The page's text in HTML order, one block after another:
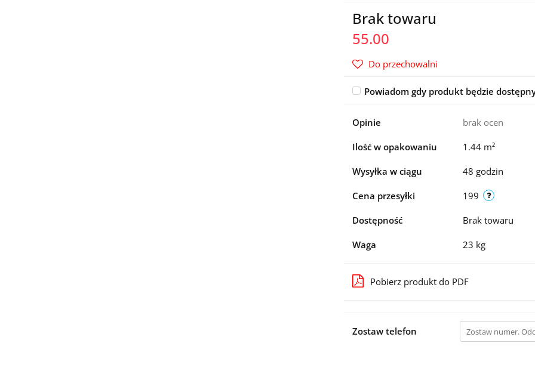
Brak towaru
55.00
Do przechowalni
Powiadom gdy produkt będzie
Opinie brak ocen
Ilość w opakowaniu 1.44 m²
Wysyłka w ciągu 48 godzin
Cena przesyłki 199
Dostępność Brak towaru
Waga 23 kg
Pobierz produkt do PDF
Zostaw telefon